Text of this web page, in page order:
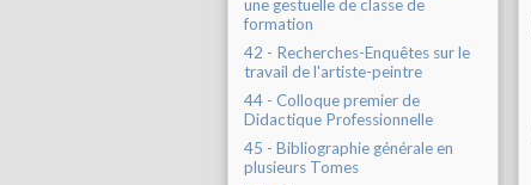
une gestuelle de classe de
formation
42 - Recherches-Enquêtes sur le
travail de l'artiste-peintre
44 - Colloque premier de
Didactique Professionnelle
45 - Bibliographie générale en
plusieurs Tomes